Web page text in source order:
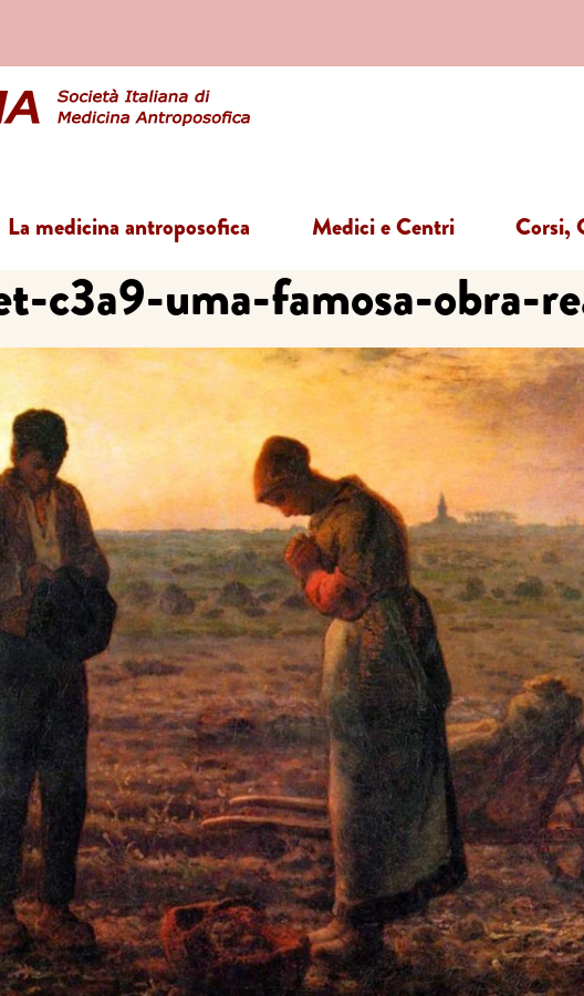
La medicina antroposofica Medici e Centri Corsi,
c3a9-uma-famosa-obra-